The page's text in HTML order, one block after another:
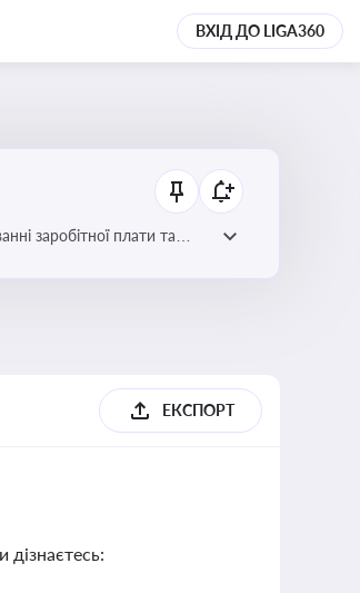
ВХІД ДО LIGA360
заробітної плати та
ЕКСПОРТ
дізнаєтесь: